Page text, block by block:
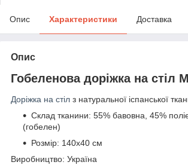
Опис Характеристики Доставка
Опис
Гобеленова доріжка на стіл
Доріжка на стіл з натуральної іспанської
Склад тканини: 55% бавовна, 45%
(гобелен)
Розмір: 140х40 см
Виробництво: Україна